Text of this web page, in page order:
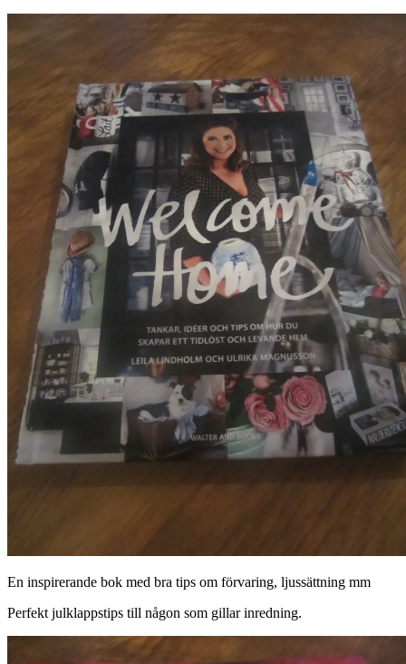
En inspirerande bok med bra tips om förvaring, ljussättning mm
Perfekt julklappstips till någon som gillar inredning.